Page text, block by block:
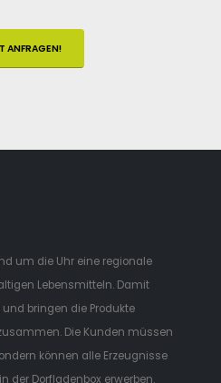
ANFRAGEN!
um die Uhr eine regionale
Lebensmitteln. Damit
bringen die Produkte
Die Kunden müssen
können alle Erzeugnisse
der Dorfladenbox erwerben.